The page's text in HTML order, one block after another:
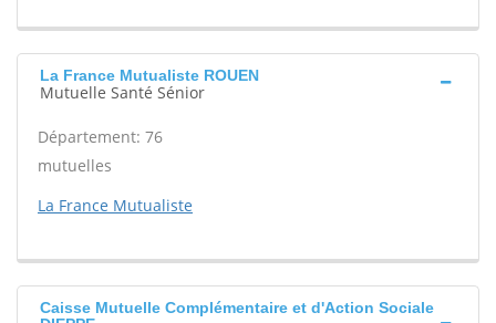
La France Mutualiste ROUEN
Mutuelle Santé Sénior
Département: 76
mutuelles
La France Mutualiste
Caisse Mutuelle Complémentaire et d'Action Sociale